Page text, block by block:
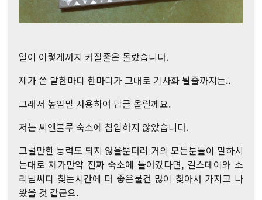
일이 이렇게까지 커질줄은 몰랐습니다.
제가 쓴 말한마디 한마디가 그대로 기사화 될줄까지는..
그래서 높임말 사용하여 답글 올릴께요.
저는 씨엔블루 숙소에 침입하지 않았습니다.
그럴만한 능력도 되지 않을뿐더러 거의 모든분들이 말하시
는대로 제가만약 진짜 숙소에 들어갔다면, 걸스데이와 소
리님씨디 찾는시간에 더 좋은물건 많이 찾아서 가지고 나
왔을 것 같군요.